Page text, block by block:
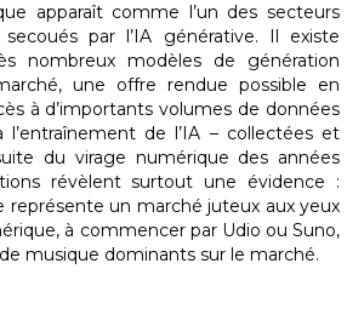
apparaît comme l’un des secteurs
par l’IA générative. Il existe
nombreux modèles de génération
une offre rendue possible en
à d’importants volumes de données
l’entraînement de l’IA – collectées et
du virage numérique des années
révèlent surtout une évidence :
représente un marché juteux aux yeux
à commencer par Udio ou Suno,
musique dominants sur le marché.